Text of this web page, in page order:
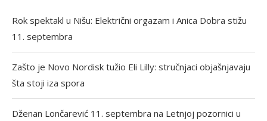
Rok spektakl u Nišu: Električni orgazam i Anica Dobra stižu
11. septembra
Zašto je Novo Nordisk tužio Eli Lilly: stručnjaci objašnjavaju
šta stoji iza spora
Dženan Lončarević 11. septembra na Letnjoj pozornici u